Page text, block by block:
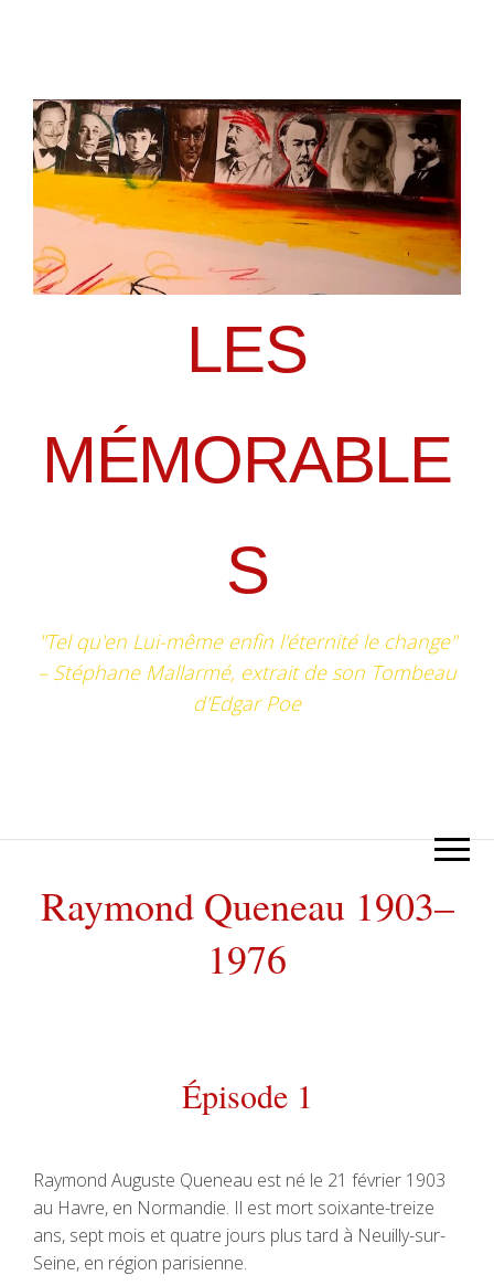
LES
MÉMORABLE
S
"Tel qu'en Lui-même enfin l'éternité le change"
– Stéphane Mallarmé, extrait de son Tombeau
d'Edgar Poe
Raymond Queneau 1903–
1976
Épisode 1
Raymond Auguste Queneau est né le 21 février 1903
au Havre, en Normandie. Il est mort soixante-treize
ans, sept mois et quatre jours plus tard à Neuilly-sur-
Seine, en région parisienne.